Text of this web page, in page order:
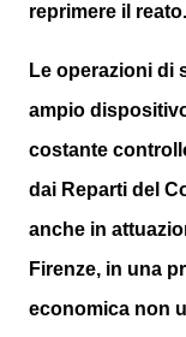
reprimere il reato.
Le operazioni di
ampio
costante
dai Reparti del
anche in
Firenze, in una
economica non